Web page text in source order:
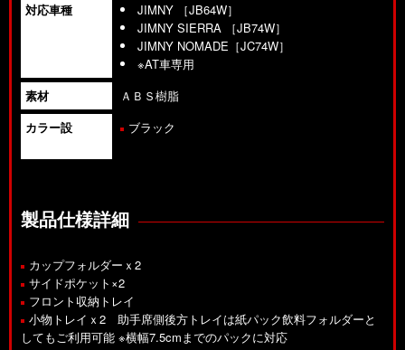
対応車種
JIMNY ［JB64W］
JIMNY SIERRA ［JB74W］
JIMNY NOMADE［JC74W］
※AT車専用
素材
ＡＢＳ樹脂
カラー設
ブラック
製品仕様詳細
カップフォルダーｘ2
サイドポケット×2
フロント収納トレイ
小物トレイｘ2 助手席側後方トレイは紙パック飲料フォルダーと
してもご利用可能 ※横幅7.5cmまでのパックに対応